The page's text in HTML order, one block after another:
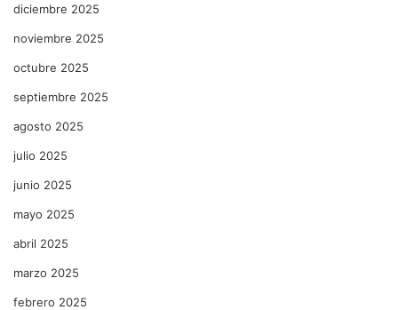
diciembre 2025
noviembre 2025
octubre 2025
septiembre 2025
agosto 2025
julio 2025
junio 2025
mayo 2025
abril 2025
marzo 2025
febrero 2025